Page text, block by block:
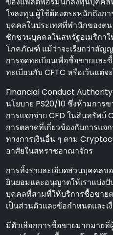
ใจลงทุน ผู้ใช้ต้องตระหนักถึงภ
บุคคลในประเทศที่พํานักของต
ชักชวนบุคคลในสหรัฐอเมริกา
โภคภัณฑ์ แม้ว่าจะเรียกว่าสัญ
การจดทะเบียนเพื่อซื้อขายและ
ทะเบียนกับ CFTC หรือเว้นแต่
Financial Conduct
นโยบาย PS20/10 ซึ่งห้ามการ
การแจกจ่าย CFD ในสินทรัพย์
การตลาดที่เกี่ยวข้องกับการแ
ทางการเงินอื่น ๆ ตาม
อาศัยในสหราชอาณาจักร
การทิ้งรายละเอียดส่วนบุคคล
ยินยอมและอนุญาตให้เราแบ่
บุคคลที่สามที่ให้บริการซื้อขาย
เป็นส่วนตัวและข้อกําหนดและเ
มีตัวเลือกการซื้อขายมากมาย